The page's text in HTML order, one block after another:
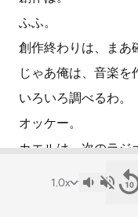
ふふ。
創作終わりは、まあ
じゃあ俺は、音楽を
いろいろ調べるわ。
オッケー。
カエルは、次のラジ
ギリシャ神話のこと
編み物購入してデ